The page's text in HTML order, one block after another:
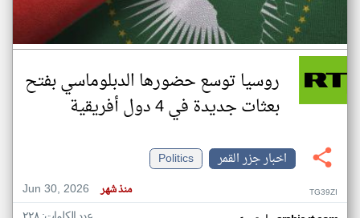
روسيا توسع حضورها الدبلوماسي بفتح
بعثات جديدة في 4 دول أفريقية
اخبار جزر القمر
Politics
Jun 30, 2026
منذ شهر TG39ZI